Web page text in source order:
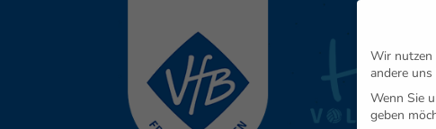
Wir nutzen
andere
Wenn Sie
geben